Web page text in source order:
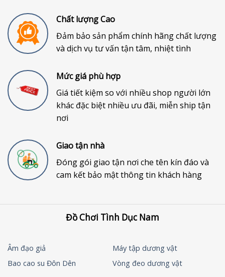
Chất lượng Cao
Đảm bảo sản phẩm chính hãng chất lượng
và dịch vụ tư vấn tận tâm, nhiệt tình
Mức giá phù hợp
Giá tiết kiệm so với nhiều shop người lớn
khác đặc biệt nhiều ưu đãi, miễn ship tận
nơi
Giao tận nhà
Đóng gói giao tận nơi che tên kín đáo và
cam kết bảo mật thông tin khách hàng
Đồ Chơi Tình Dục Nam
Âm đạo giả
Máy tập dương vật
Bao cao su Đôn Dên
Vòng đeo dương vật